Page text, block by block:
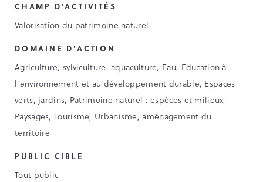
CHAMP D'ACTIVITÉS
Valorisation du patrimoine naturel
DOMAINE D'ACTION
Agriculture, sylviculture, aquaculture, Eau, Education à
l’environnement et au développement durable, Espaces
verts, jardins, Patrimoine naturel : espèces et milieux,
Paysages, Tourisme, Urbanisme, aménagement du
territoire
PUBLIC CIBLE
Tout public